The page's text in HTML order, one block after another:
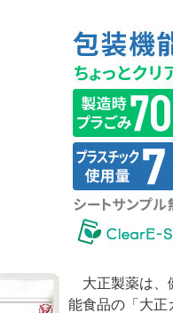
大正製薬は、
能食品の「大正